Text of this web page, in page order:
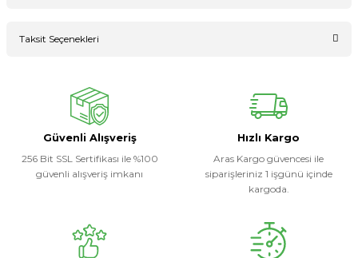
Taksit Seçenekleri
Güvenli Alışveriş
256 Bit SSL Sertifikası ile %100
güvenli alışveriş imkanı
Hızlı Kargo
Aras Kargo güvencesi ile
siparişleriniz 1 işgünü içinde
kargoda.